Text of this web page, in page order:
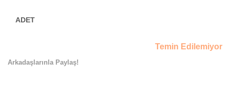
Temin Edilemiyor
Arkadaşlarınla Paylaş!